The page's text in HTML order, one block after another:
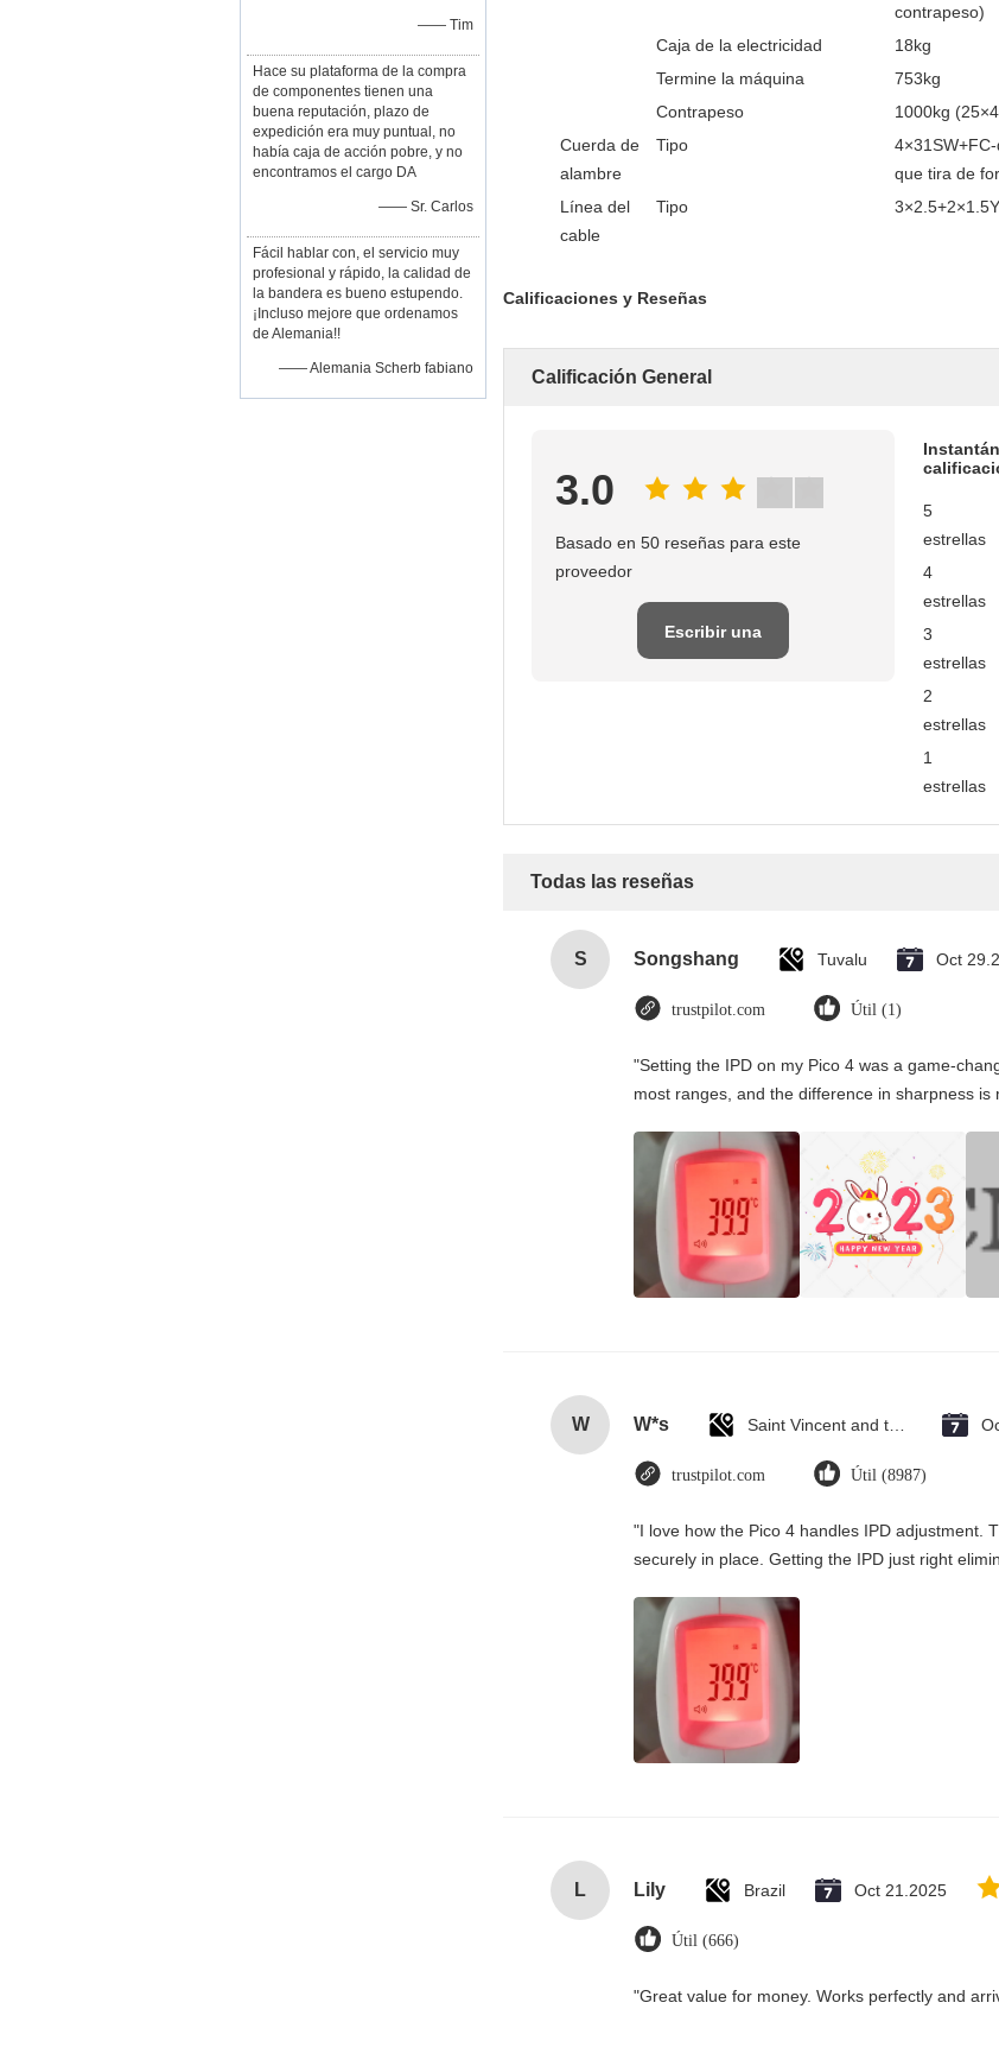
—— Tim
Hace su plataforma de la compra
de componentes tienen una
buena reputación, plazo de
expedición era muy puntual, no
había caja de acción pobre, y no
encontramos el cargo DA
—— Sr. Carlos
Fácil hablar con, el servicio muy
profesional y rápido, la calidad de
la bandera es bueno estupendo.
¡Incluso mejore que ordenamos
de Alemania!!
—— Alemania Scherb fabiano
contrapeso)
Caja de la electricidad
18kg
Termine la máquina
753kg
Contrapeso
1000kg
Cuerda de
alambre
Tipo
que tira de
Línea del
cable
Tipo
Calificaciones y Reseñas
Calificación General
3.0
Basado en 50 reseñas para este
proveedor
Escribir una
5
estrellas
4
estrellas
3
estrellas
2
estrellas
1
estrellas
Todas las reseñas
S Songshang Tuvalu Oct
trustpilot.com Útil (1)
"Setting the IPD on my Pico 4 was a game-
most ranges, and the difference in sharpness is
W W*s
trustpilot.com Útil (8987)
"I love how the Pico 4 handles IPD adjustment.
securely in place. Getting the IPD just right
L Lily Brazil Oct 21.2025
Útil (666)
"Great value for money. Works perfectly and